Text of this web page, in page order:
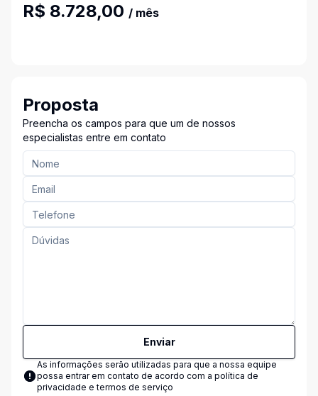
R$ 8.728,00 / mês
Proposta
Preencha os campos para que um de nossos
especialistas entre em contato
Enviar
As informações serão utilizadas para que a nossa equipe
possa entrar em contato de acordo com a política de
privacidade e termos de serviço